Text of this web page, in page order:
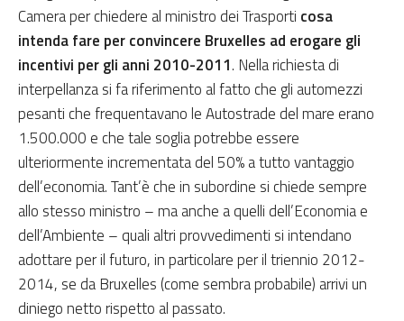
Camera per chiedere al ministro dei Trasporti cosa
intenda fare per convincere Bruxelles ad erogare gli
incentivi per gli anni 2010-2011. Nella richiesta di
interpellanza si fa riferimento al fatto che gli automezzi
pesanti che frequentavano le Autostrade del mare erano
1.500.000 e che tale soglia potrebbe essere
ulteriormente incrementata del 50% a tutto vantaggio
dell’economia. Tant’è che in subordine si chiede sempre
allo stesso ministro – ma anche a quelli dell’Economia e
dell’Ambiente – quali altri provvedimenti si intendano
adottare per il futuro, in particolare per il triennio 2012-
2014, se da Bruxelles (come sembra probabile) arrivi un
diniego netto rispetto al passato.